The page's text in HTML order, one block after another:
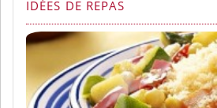
IDÉES DE REPAS